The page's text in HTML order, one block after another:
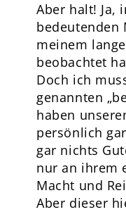
Aber halt! Ja,
bedeutenden
meinem
beobachtet
Doch ich
genannten
haben
persönlich
gar nichts
nur an ihrem
Macht und
Aber dieser